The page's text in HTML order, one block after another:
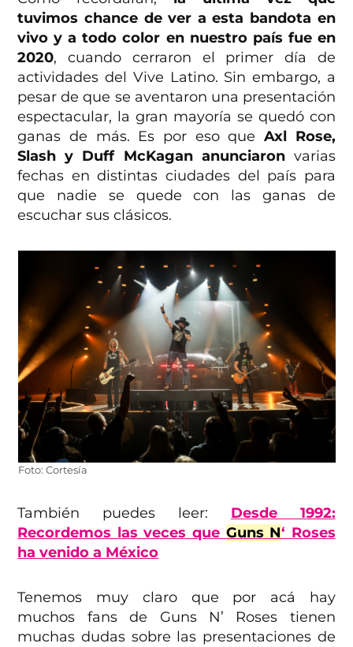
tuvimos chance de ver a esta bandota en
vivo y a todo color en nuestro país fue en
2020, cuando cerraron el primer día de
actividades del Vive Latino. Sin embargo, a
pesar de que se aventaron una presentación
espectacular, la gran mayoría se quedó con
ganas de más. Es por eso que Axl Rose,
Slash y Duff McKagan anunciaron varias
fechas en distintas ciudades del país para
que nadie se quede con las ganas de
escuchar sus clásicos.
Foto: Cortesía
También puedes leer: Desde 1992:
Recordemos las veces que Guns N‘ Roses
ha venido a México
Tenemos muy claro que por acá hay
muchos fans de Guns N’ Roses tienen
muchas dudas sobre las presentaciones de